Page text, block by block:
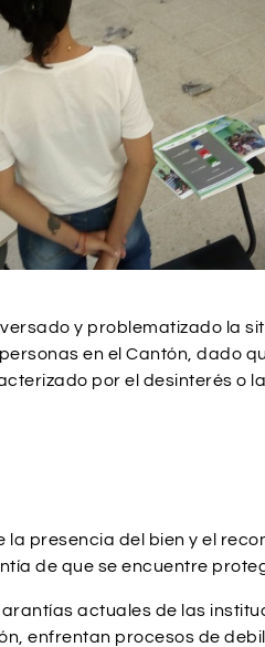
y problematizado la
en el Cantón, dado
por el desinterés o
la presencia del bien y el
de que se encuentre
actuales de las
enfrentan procesos de